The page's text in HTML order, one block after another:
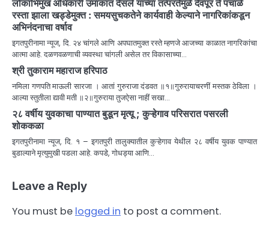
लोकाभिमुख अधिकारी उमाकांत देसले यांच्या तत्परतेमुळे देवपूर ते पंचाळे
रस्ता झाला खड्डेमुक्त : समयसुचकतेने कार्यवाही केल्याने नागरिकांकडून
अभिनंदनाचा वर्षाव
इगतपुरीनामा न्यूज, दि. २४ चांगले आणि अपघातमुक्त रस्ते म्हणजे आजच्या काळात नागरिकांचा
आत्मा आहे. दळणवळणाची व्यवस्था चांगली असेल तर विकासाच्या…
श्री तुकाराम महाराज हरिपाठ
नमिला गणपति माऊली सारजा । आतां गुरुराजा दंडवत ॥१॥गुरुरायाचरणीं मस्तक ठेविला ।
आल्या स्तुतीला द्यावी मती ॥२॥गुरुराया तुजऐसा नाहीं सखा…
२८ वर्षीय युवकाचा पाण्यात बुडून मृत्यू ; कुऱ्हेगाव परिसरात पसरली
शोककळा
इगतपुरीनामा न्यूज, दि. १ – इगतपुरी तालुक्यातील कुऱ्हेगाव येथील २८ वर्षीय युवक पाण्यात
बुडाल्याने मृत्युमुखी पडला आहे. कपडे, गोधड्या आणि…
Leave a Reply
You must be logged in to post a comment.